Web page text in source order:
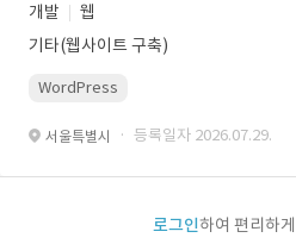
개발
웹
기타(웹사이트 구축)
WordPress
서울특별시 · 등록일자 2026.07.29.
로그인하여 편리하